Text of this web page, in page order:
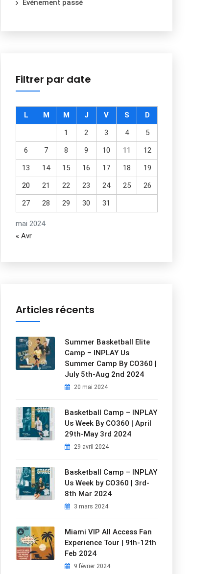
Événement passé
Filtrer par date
mai 2024
L M M J V S
D
1
2 3 4
5
6
7 8 9 10 11
12
13
14 15 16 17 18
19
20
21 22 23 24 25
26
27
28 29 30 31
« Avr
Articles récents
Summer Basketball Elite
Camp – INPLAY Us
Summer Camp By CO360 |
July 5th-Aug 2nd 2024
20 mai 2024
Basketball Camp – INPLAY
Us Week By CO360 | April
29th-May 3rd 2024
29 avril 2024
Basketball Camp – INPLAY
Us Week by CO360 | 3rd-
8th Mar 2024
3 mars 2024
Miami VIP All Access Fan
Experience Tour | 9th-12th
Feb 2024
9 février 2024